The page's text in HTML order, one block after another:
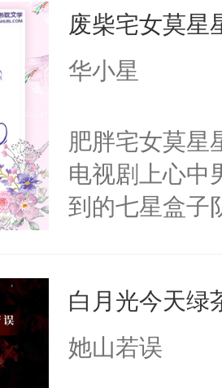
废柴宅女莫星
华小星
肥胖宅女莫星
电视剧上心中
到的七星盒子
重生，莫星星
体，在莫星星
白月光今天绿
她山若误